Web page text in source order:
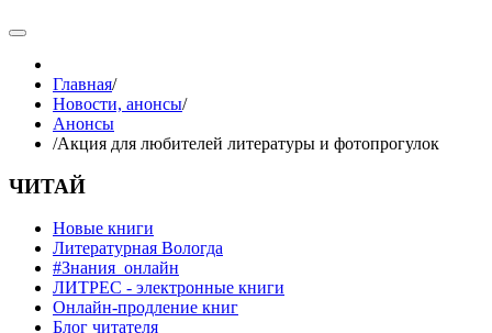
Главная/
Новости, анонсы/
Анонсы
/Акция для любителей литературы и фотопрогулок
ЧИТАЙ
Новые книги
Литературная Вологда
#Знания_онлайн
ЛИТРЕС - электронные книги
Онлайн-продление книг
Блог читателя